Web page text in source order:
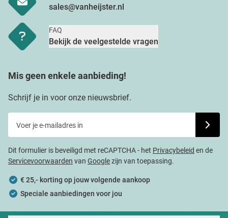
sales@vanheijster.nl
FAQ
Bekijk de veelgestelde vragen
Mis geen enkele aanbieding!
Schrijf je in voor onze nieuwsbrief.
Dit formulier is beveiligd met reCAPTCHA - het Privacybeleid en de
Servicevoorwaarden van Googlezijn van toepassing.
€ 25,- korting op jouw volgende aankoop
Speciale aanbiedingen voor jou